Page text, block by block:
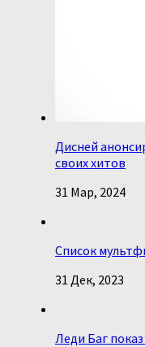
Дисней
своих хитов
31 Мар, 2024
Список
31 Дек, 2023
Леди Баг